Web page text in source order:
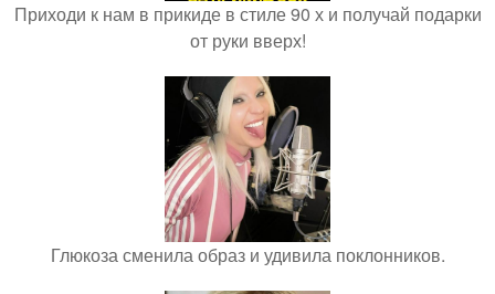
Приходи к нам в прикиде в стиле 90 х и получай подарки
от руки вверх!
Глюкоза сменила образ и удивила поклонников.